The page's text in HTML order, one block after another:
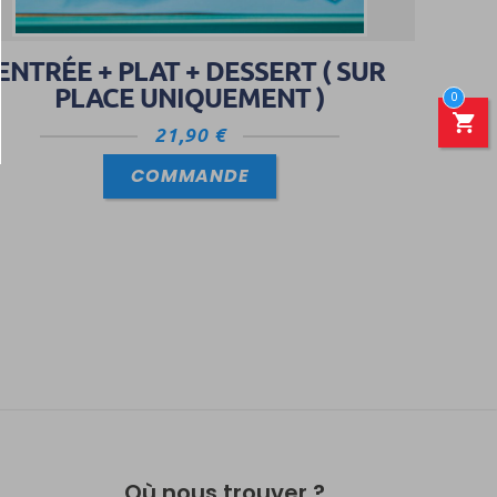
+ PLAT + DESSERT ( SUR
PLACE UNIQUEMENT )
21,90 €
COMMANDE
0